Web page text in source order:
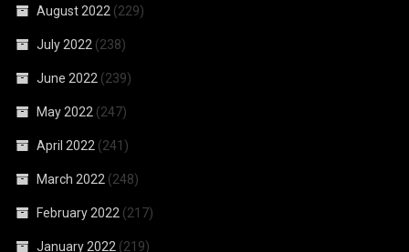
August 2022 (229)
July 2022 (238)
June 2022 (239)
May 2022 (247)
April 2022 (241)
March 2022 (248)
February 2022 (217)
January 2022 (219)